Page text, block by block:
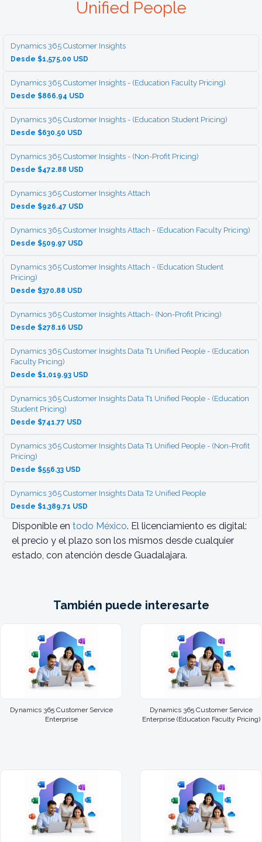
Unified People
Dynamics 365 Customer Insights
Desde $1,575.00 USD
Dynamics 365 Customer Insights - (Education Faculty Pricing)
Desde $866.94 USD
Dynamics 365 Customer Insights - (Education Student Pricing)
Desde $630.50 USD
Dynamics 365 Customer Insights - (Non-Profit Pricing)
Desde $472.88 USD
Dynamics 365 Customer Insights Attach
Desde $926.47 USD
Dynamics 365 Customer Insights Attach - (Education Faculty Pricing)
Desde $509.97 USD
Dynamics 365 Customer Insights Attach - (Education Student
Pricing)
Desde $370.88 USD
Dynamics 365 Customer Insights Attach- (Non-Profit Pricing)
Desde $278.16 USD
Dynamics 365 Customer Insights Data T1 Unified People - (Education
Faculty Pricing)
Desde $1,019.93 USD
Dynamics 365 Customer Insights Data T1 Unified People - (Education
Student Pricing)
Desde $741.77 USD
Dynamics 365 Customer Insights Data T1 Unified People - (Non-Profit
Pricing)
Desde $556.33 USD
Dynamics 365 Customer Insights Data T2 Unified People
Desde $1,389.71 USD
Disponible en todo México. El licenciamiento es digital:
el precio y el plazo son los mismos desde cualquier
estado, con atención desde Guadalajara.
También puede interesarte
Dynamics 365 Customer Service
Enterprise
Dynamics 365 Customer Service
Enterprise (Education Faculty Pricing)